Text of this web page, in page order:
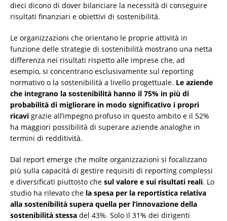
dieci dicono di dover bilanciare la necessità di conseguire
risultati finanziari e obiettivi di sostenibilità.
Le organizzazioni che orientano le proprie attività in
funzione delle strategie di sostenibilità mostrano una netta
differenza nei risultati rispetto alle imprese che, ad
esempio, si concentrano esclusivamente sul reporting
normativo o la sostenibilità a livello progettuale. Le aziende
che integrano la sostenibilità hanno il 75% in più di
probabilità di migliorare in modo significativo i propri
ricavi grazie all’impegno profuso in questo ambito e il 52%
ha maggiori possibilità di superare aziende analoghe in
termini di redditività.
Dal report emerge che molte organizzazioni si focalizzano
più sulla capacità di gestire requisiti di reporting complessi
e diversificati piuttosto che sul valore e sui risultati reali. Lo
studio ha rilevato che la spesa per la reportistica relativa
alla sostenibilità supera quella per l’innovazione della
sostenibilità stessa del 43%. Solo il 31% dei dirigenti